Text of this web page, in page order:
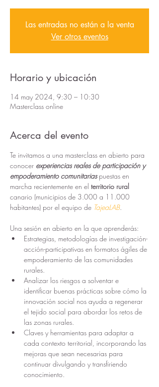
Las entradas no están a la venta
Ver otros eventos
Horario y ubicación
14 may 2024, 9:30 – 10:30
Masterclass online
Acerca del evento
Te invitamos a una masterclass en abierto para
conocer experiencias reales de participación y
empoderamiento comunitarias puestas en
marcha recientemente en el territorio rural
canario (municipios de 3.000 a 11.000
habitantes) por el equipo de TajeaLAB.
Una sesión en abierto en la que aprenderás:
Estrategias, metodologías de investigación-
acción-participativas en formatos ágiles de
empoderamiento de las comunidades
rurales.
Analizar los riesgos a solventar e
identificar buenas prácticas sobre cómo la
innovación social nos ayuda a regenerar
el tejido social para abordar los retos de
las zonas rurales.
Claves y herramientas para adaptar a
cada contexto territorial, incorporando las
mejoras que sean necesarias para
continuar divulgando y transfiriendo
conocimiento.